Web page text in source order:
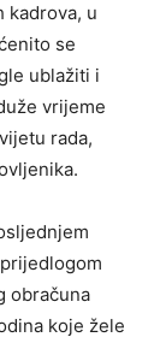
kadrova, u
se
ublažiti i
vrijeme
rada,
obračuna
koje žele